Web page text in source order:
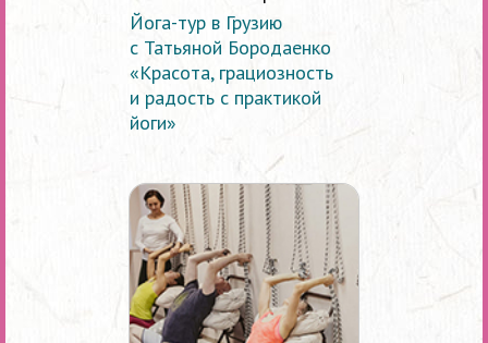
Йога-тур в Грузию
с Татьяной Бородаенко
«Красота, грациозность
и радость с практикой
йоги»